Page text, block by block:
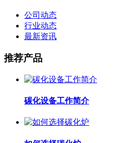
公司动态
行业动态
最新资讯
推荐产品
碳化设备工作简介